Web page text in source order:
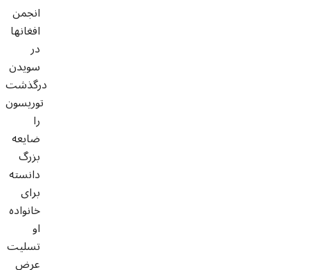
انجمن
افغانها
در
سویدن
درگذشت
توریسون
را
ضایعه
بزرگ
دانسته
برای
خانواده
او
تسلیت
عرض